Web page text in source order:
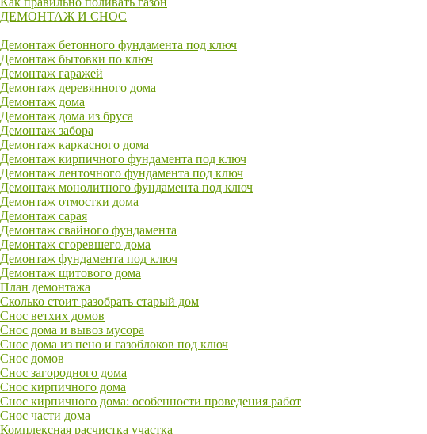
ДЕМОНТАЖ И СНОС
Демонтаж бетонного фундамента под ключ
Демонтаж бытовки по ключ
Демонтаж гаражей
Демонтаж деревянного дома
Демонтаж дома
Демонтаж дома из бруса
Демонтаж забора
Демонтаж каркасного дома
Демонтаж кирпичного фундамента под ключ
Демонтаж ленточного фундамента под ключ
Демонтаж монолитного фундамента под ключ
Демонтаж отмостки дома
Демонтаж сарая
Демонтаж свайного фундамента
Демонтаж сгоревшего дома
Демонтаж фундамента под ключ
Демонтаж щитового дома
План демонтажа
Сколько стоит разобрать старый дом
Снос ветхих домов
Снос дома и вывоз мусора
Снос дома из пено и газоблоков под ключ
Снос домов
Снос загородного дома
Снос кирпичного дома
Снос кирпичного дома: особенности проведения работ
Снос части дома
Комплексная расчистка участка